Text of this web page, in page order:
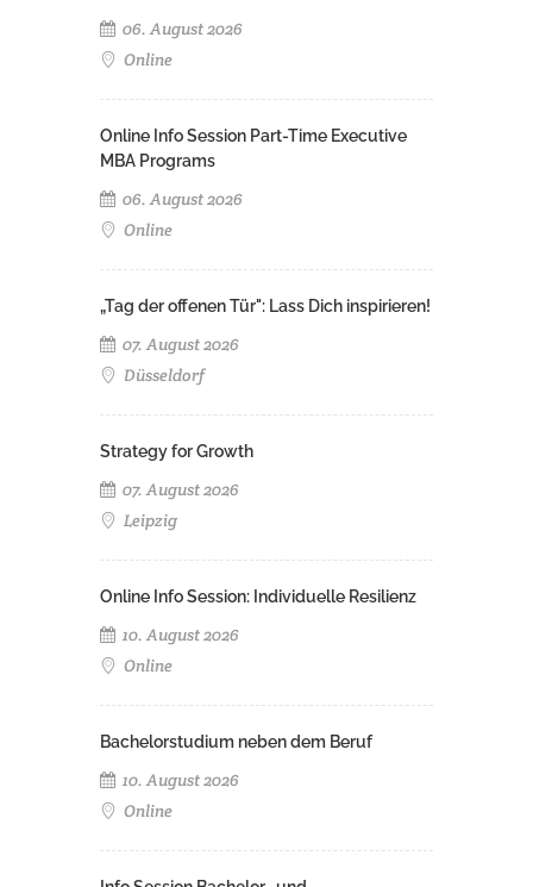
06. August 2026
Online
Online Info Session Part-Time Executive
MBA Programs
06. August 2026
Online
„Tag der offenen Tür": Lass Dich inspirieren!
07. August 2026
Düsseldorf
Strategy for Growth
07. August 2026
Leipzig
Online Info Session: Individuelle Resilienz
10. August 2026
Online
Bachelorstudium neben dem Beruf
10. August 2026
Online